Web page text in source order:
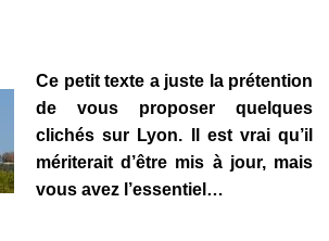
Ce petit texte a juste la prétention
de vous proposer quelques
clichés sur Lyon. Il est vrai qu’il
mériterait d’être mis à jour, mais
vous avez l’essentiel…